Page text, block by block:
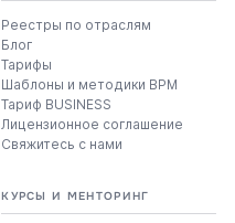
Реестры по отраслям
Блог
Тарифы
Шаблоны и методики BPM
Тариф BUSINESS
Лицензионное соглашение
Свяжитесь с нами
КУРСЫ И МЕНТОРИНГ